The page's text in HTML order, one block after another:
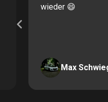
wieder 😄
Max